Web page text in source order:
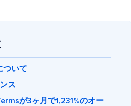
ついて
ス
が3ヶ月で1,231%のオー